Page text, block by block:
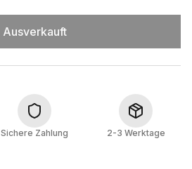
Ausverkauft
Sichere Zahlung 2-3 Werktage